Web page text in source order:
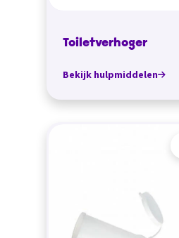
Toiletverhoger
Bekijk hulpmiddelen